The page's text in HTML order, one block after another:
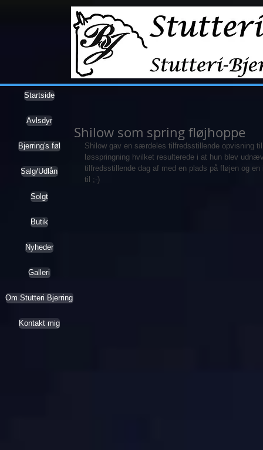
Shilow som spring fløjhoppe
Shilow gav en særdeles tilfredsstillende opvisning
løsspringning hvilket resulterede i at hun blev
tilfredsstillende dag af med en plads på fløjen og
til ;-)
Startside
Avlsdyr
Galleri
Bjerring's føl
Nyheder
Salg/Udlån
Butik
Solgt
Om Stutteri Bjerring
Kontakt mig